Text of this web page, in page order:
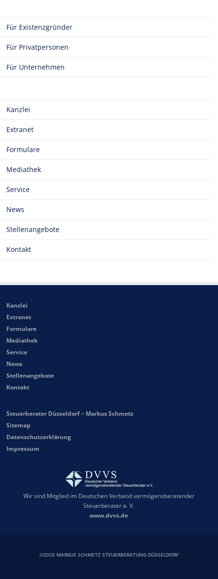
Für Existenzgründer
Für Privatpersonen
Für Unternehmen
Kanzlei
Extranet
Formulare
Mediathek
Service
News
Stellenangebote
Kontakt
Kanzlei
Extranet
Formulare
Mediathek
Service
News
Stellenangebote
Kontakt
Steuerberater Düsseldorf – Markus Schmetz
Sitemap
Datenschutzerklärung
Impressum
Wir sind Mitglied im Deutschen Verband vermögensberatender
Steuerberater e. V.
www.dvvs.de
©2025 MARKUS SCHMETZ STEUERBERATUNG DÜSSELDORF